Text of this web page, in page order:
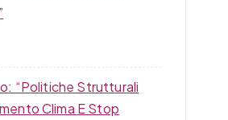
“Politiche Strutturali
Clima E Stop